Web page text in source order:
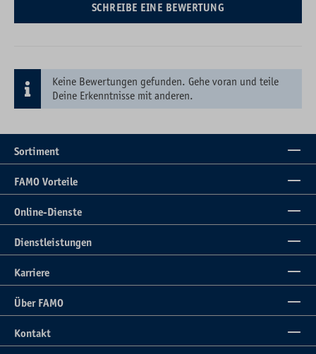
SCHREIBE EINE BEWERTUNG
Keine Bewertungen gefunden. Gehe voran und teile
Deine Erkenntnisse mit anderen.
Sortiment
FAMO Vorteile
Online-Dienste
Dienstleistungen
Karriere
Über FAMO
Kontakt